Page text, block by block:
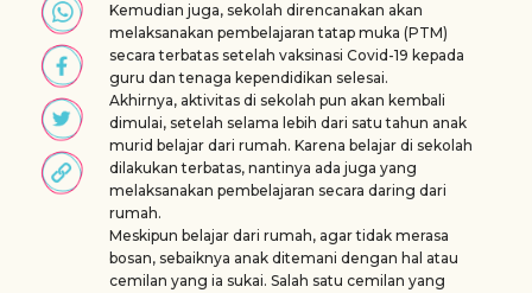
Kemudian juga, sekolah direncanakan akan
melaksanakan pembelajaran tatap muka (PTM)
secara terbatas setelah vaksinasi Covid-19 kepada
guru dan tenaga kependidikan selesai.
Akhirnya, aktivitas di sekolah pun akan kembali
dimulai, setelah selama lebih dari satu tahun anak
murid belajar dari rumah. Karena belajar di sekolah
dilakukan terbatas, nantinya ada juga yang
melaksanakan pembelajaran secara daring dari
rumah.
Meskipun belajar dari rumah, agar tidak merasa
bosan, sebaiknya anak ditemani dengan hal atau
cemilan yang ia sukai. Salah satu cemilan yang